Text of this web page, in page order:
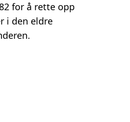
for å rette opp
i den eldre